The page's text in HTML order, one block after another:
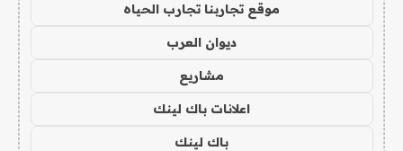
موقع تجاربنا تجارب الحياه
ديوان العرب
مشاريع
اعلانات باك لينك
باك لينك